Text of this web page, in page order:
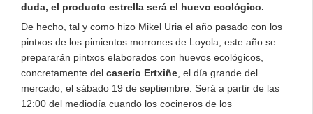
duda, el producto estrella será el huevo ecológico.
De hecho, tal y como hizo Mikel Uria el año pasado con los
pintxos de los pimientos morrones de Loyola, este año se
prepararán pintxos elaborados con huevos ecológicos,
concretamente del caserío Ertxiñe , el día grande del
mercado, el sábado 19 de septiembre. Será a partir de las
12:00 del mediodía cuando los cocineros de los